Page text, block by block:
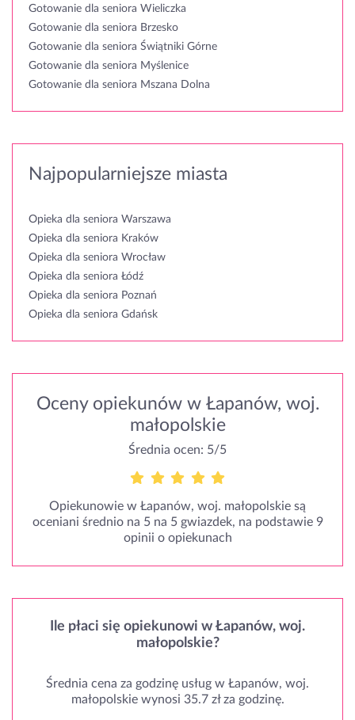
Gotowanie dla seniora Wieliczka
Gotowanie dla seniora Brzesko
Gotowanie dla seniora Świątniki Górne
Gotowanie dla seniora Myślenice
Gotowanie dla seniora Mszana Dolna
Najpopularniejsze miasta
Opieka dla seniora Warszawa
Opieka dla seniora Kraków
Opieka dla seniora Wrocław
Opieka dla seniora Łódź
Opieka dla seniora Poznań
Opieka dla seniora Gdańsk
Oceny opiekunów w Łapanów, woj.
małopolskie
Średnia ocen: 5/5
Opiekunowie w Łapanów, woj. małopolskie są
oceniani średnio na 5 na 5 gwiazdek, na podstawie 9
opinii o opiekunach
Ile płaci się opiekunowi w Łapanów, woj.
małopolskie?
Średnia cena za godzinę usług w Łapanów, woj.
małopolskie wynosi 35.7 zł za godzinę.